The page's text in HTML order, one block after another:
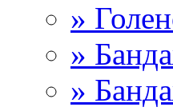
»
»
»